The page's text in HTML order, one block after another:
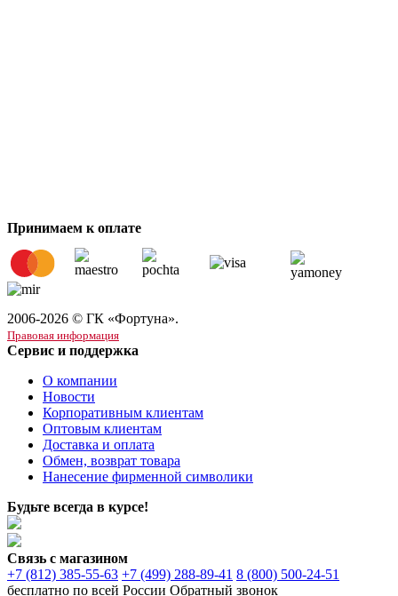
Принимаем к оплате
2006-2026 © ГК «Фортуна».
Правовая информация
Сервис и поддержка
О компании
Новости
Корпоративным клиентам
Оптовым клиентам
Доставка и оплата
Обмен, возврат товара
Нанесение фирменной символики
Будьте всегда в курсе!
Связь с магазином
+7 (812) 385-55-63 +7 (499) 288-89-41 8 (800) 500-24-51
бесплатно по всей России Обратный звонок